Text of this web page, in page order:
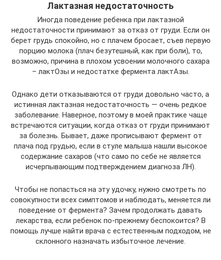
Лактазная недостаточность
Иногда поведение ребенка при лактазной
недостаточности принимают за отказ от груди. Если он
берет грудь спокойно, но с плачем бросает, съев первую
порцию молока (плач безутешный, как при боли), то,
возможно, причина в плохом усвоении молочного сахара
– лактОзы и недостатке фермента лактАзы.
Однако дети отказываются от груди довольно часто, а
истинная лактазная недостаточность — очень редкое
заболевание. Наверное, поэтому в моей практике чаще
встречаются ситуации, когда отказ от груди принимают
за болезнь. Бывает, даже прописывают фермент от
плача под грудью, если в стуле малыша нашли высокое
содержание сахаров (что само по себе не является
исчерпывающим подтверждением диагноза ЛН).
Чтобы не попасться на эту удочку, нужно смотреть по
совокупности всех симптомов и наблюдать, меняется ли
поведение от фермента? Зачем продолжать давать
лекарства, если ребенок по-прежнему беспокоится? В
помощь лучше найти врача с естественным подходом, не
склонного назначать избыточное лечение.